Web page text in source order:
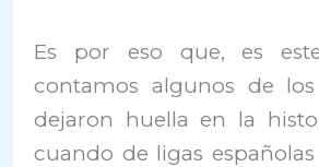
Es por eso que, es
contamos algunos de
dejaron huella en la
cuando de ligas